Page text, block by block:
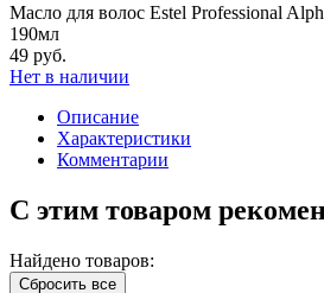
Масло для волос Estel Professional
190мл
49 руб.
Нет в наличии
Описание
Характеристики
Комментарии
С этим товаром
Найдено товаров:
Сбросить все